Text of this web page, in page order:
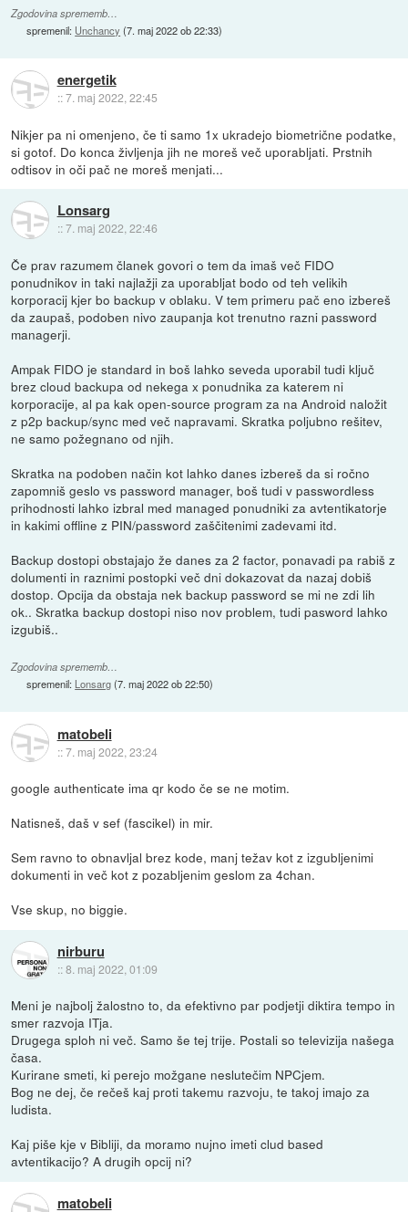
Zgodovina sprememb…
spremenil: Unchancy (7. maj 2022 ob 22:33)
energetik
::7. maj 2022, 22:45
Nikjer pa ni omenjeno, če ti samo 1x ukradejo biometrične podatke,
si gotof. Do konca življenja jih ne moreš več uporabljati. Prstnih
odtisov in oči pač ne moreš menjati...
Lonsarg
::7. maj 2022, 22:46
Če prav razumem članek govori o tem da imaš več FIDO
ponudnikov in taki najlažji za uporabljat bodo od teh velikih
korporacij kjer bo backup v oblaku. V tem primeru pač eno izbereš
da zaupaš, podoben nivo zaupanja kot trenutno razni password
managerji.
Ampak FIDO je standard in boš lahko seveda uporabil tudi ključ
brez cloud backupa od nekega x ponudnika za katerem ni
korporacije, al pa kak open-source program za na Android naložit
z p2p backup/sync med več napravami. Skratka poljubno rešitev,
ne samo požegnano od njih.
Skratka na podoben način kot lahko danes izbereš da si ročno
zapomniš geslo vs password manager, boš tudi v passwordless
prihodnosti lahko izbral med managed ponudniki za avtentikatorje
in kakimi offline z PIN/password zaščitenimi zadevami itd.
Backup dostopi obstajajo že danes za 2 factor, ponavadi pa rabiš z
dolumenti in raznimi postopki več dni dokazovat da nazaj dobiš
dostop. Opcija da obstaja nek backup password se mi ne zdi lih
ok.. Skratka backup dostopi niso nov problem, tudi pasword lahko
izgubiš..
Zgodovina sprememb…
spremenil: Lonsarg(7. maj 2022 ob 22:50)
matobeli
::7. maj 2022, 23:24
google authenticate ima qr kodo če se ne motim.
Natisneš, daš v sef (fascikel) in mir.
Sem ravno to obnavljal brez kode, manj težav kot z izgubljenimi
dokumenti in več kot z pozabljenim geslom za 4chan.
Vse skup, no biggie.
nirburu
::8. maj 2022, 01:09
Meni je najbolj žalostno to, da efektivno par podjetji diktira tempo in
smer razvoja ITja.
Drugega sploh ni več. Samo še tej trije. Postali so televizija našega
časa.
Kurirane smeti, ki perejo možgane neslutečim NPCjem.
Bog ne dej, če rečeš kaj proti takemu razvoju, te takoj imajo za
ludista.
Kaj piše kje v Bibliji, da moramo nujno imeti clud based
avtentikacijo? A drugih opcij ni?
matobeli